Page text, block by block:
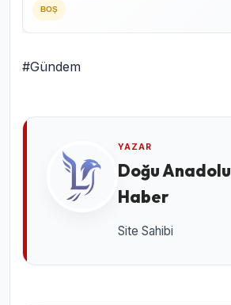
BOŞ
#Gündem
YAZAR
Doğu Anadolu
Haber
Site Sahibi